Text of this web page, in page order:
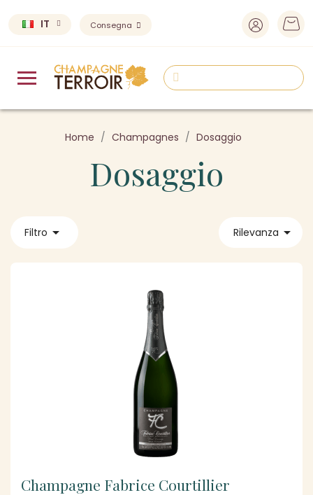
IT Consegna
Home Champagnes Dosaggio
Dosaggio
Filtro  Rilevanza 
Champagne Fabrice Courtillier